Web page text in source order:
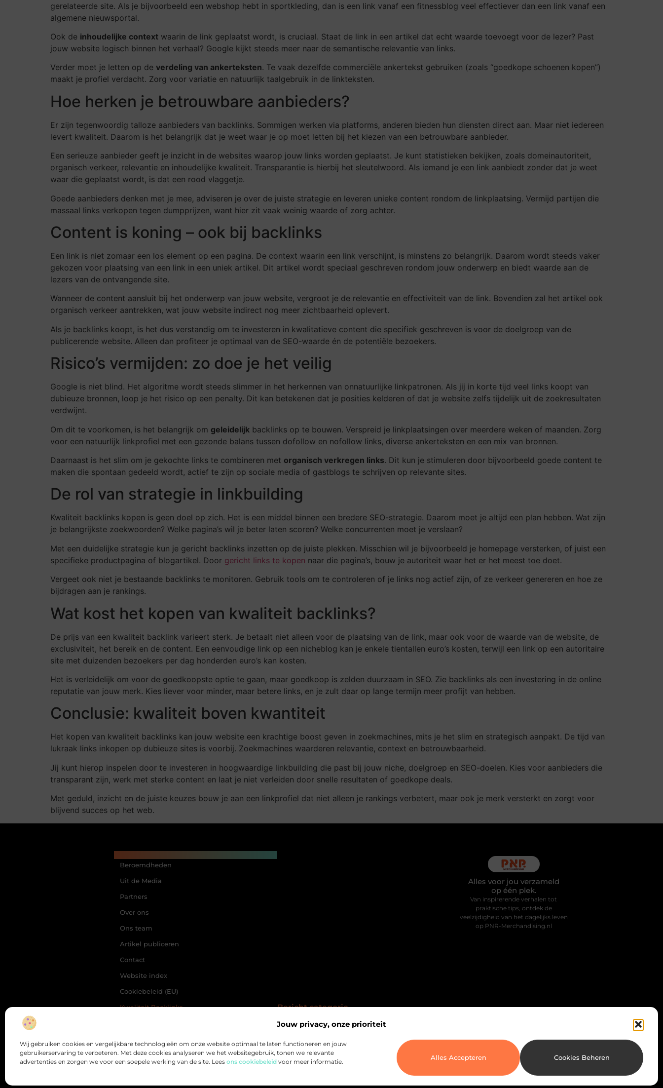
Jouw privacy, onze prioriteit
Wij gebruiken cookies en vergelijkbare technologieën om onze website optimaal te laten functioneren en jouw
gebruikerservaring te verbeteren. Met deze cookies analyseren we het websitegebruik, tonen we relevante
advertenties en zorgen we voor een soepele werking van de site. Lees ons cookiebeleid voor meer informatie. Alles Accepteren Cookies Beheren
gerelateerde site. Als je bijvoorbeeld een webshop hebt in sportkleding, dan is een link vanaf een fitnessblog veel effectiever dan een link vanaf een
algemene nieuwsportal.
Ook de inhoudelijke context waarin de link geplaatst wordt, is cruciaal. Staat de link in een artikel dat echt waarde toevoegt voor de lezer? Past
jouw website logisch binnen het verhaal? Google kijkt steeds meer naar de semantische relevantie van links.
Verder moet je letten op de verdeling van ankerteksten. Te vaak dezelfde commerciële ankertekst gebruiken (zoals “goedkope schoenen kopen”)
maakt je profiel verdacht. Zorg voor variatie en natuurlijk taalgebruik in de linkteksten.
Hoe herken je betrouwbare aanbieders?
Er zijn tegenwoordig talloze aanbieders van backlinks. Sommigen werken via platforms, anderen bieden hun diensten direct aan. Maar niet iedereen
levert kwaliteit. Daarom is het belangrijk dat je weet waar je op moet letten bij het kiezen van een betrouwbare aanbieder.
Een serieuze aanbieder geeft je inzicht in de websites waarop jouw links worden geplaatst. Je kunt statistieken bekijken, zoals domeinautoriteit,
organisch verkeer, relevantie en inhoudelijke kwaliteit. Transparantie is hierbij het sleutelwoord. Als iemand je een link aanbiedt zonder dat je weet
waar die geplaatst wordt, is dat een rood vlaggetje.
Goede aanbieders denken met je mee, adviseren je over de juiste strategie en leveren unieke content rondom de linkplaatsing. Vermijd partijen die
massaal links verkopen tegen dumpprijzen, want hier zit vaak weinig waarde of zorg achter.
Content is koning – ook bij backlinks
Een link is niet zomaar een los element op een pagina. De context waarin een link verschijnt, is minstens zo belangrijk. Daarom wordt steeds vaker
gekozen voor plaatsing van een link in een uniek artikel. Dit artikel wordt speciaal geschreven rondom jouw onderwerp en biedt waarde aan de
lezers van de ontvangende site.
Wanneer de content aansluit bij het onderwerp van jouw website, vergroot je de relevantie en effectiviteit van de link. Bovendien zal het artikel ook
organisch verkeer aantrekken, wat jouw website indirect nog meer zichtbaarheid oplevert.
Als je backlinks koopt, is het dus verstandig om te investeren in kwalitatieve content die specifiek geschreven is voor de doelgroep van de
publicerende website. Alleen dan profiteer je optimaal van de SEO-waarde én de potentiële bezoekers.
Risico’s vermijden: zo doe je het veilig
Google is niet blind. Het algoritme wordt steeds slimmer in het herkennen van onnatuurlijke linkpatronen. Als jij in korte tijd veel links koopt van
dubieuze bronnen, loop je het risico op een penalty. Dit kan betekenen dat je posities kelderen of dat je website zelfs tijdelijk uit de zoekresultaten
verdwijnt.
Om dit te voorkomen, is het belangrijk om geleidelijk backlinks op te bouwen. Verspreid je linkplaatsingen over meerdere weken of maanden. Zorg
voor een natuurlijk linkprofiel met een gezonde balans tussen dofollow en nofollow links, diverse ankerteksten en een mix van bronnen.
Daarnaast is het slim om je gekochte links te combineren met organisch verkregen links. Dit kun je stimuleren door bijvoorbeeld goede content te
maken die spontaan gedeeld wordt, actief te zijn op sociale media of gastblogs te schrijven op relevante sites.
De rol van strategie in linkbuilding
Kwaliteit backlinks kopen is geen doel op zich. Het is een middel binnen een bredere SEO-strategie. Daarom moet je altijd een plan hebben. Wat zijn
je belangrijkste zoekwoorden? Welke pagina’s wil je beter laten scoren? Welke concurrenten moet je verslaan?
Met een duidelijke strategie kun je gericht backlinks inzetten op de juiste plekken. Misschien wil je bijvoorbeeld je homepage versterken, of juist een
specifieke productpagina of blogartikel. Door gericht links te kopen naar die pagina’s, bouw je autoriteit waar het er het meest toe doet.
Vergeet ook niet je bestaande backlinks te monitoren. Gebruik tools om te controleren of je links nog actief zijn, of ze verkeer genereren en hoe ze
bijdragen aan je rankings.
Wat kost het kopen van kwaliteit backlinks?
De prijs van een kwaliteit backlink varieert sterk. Je betaalt niet alleen voor de plaatsing van de link, maar ook voor de waarde van de website, de
exclusiviteit, het bereik en de content. Een eenvoudige link op een nicheblog kan je enkele tientallen euro’s kosten, terwijl een link op een autoritaire
site met duizenden bezoekers per dag honderden euro’s kan kosten.
Het is verleidelijk om voor de goedkoopste optie te gaan, maar goedkoop is zelden duurzaam in SEO. Zie backlinks als een investering in de online
reputatie van jouw merk. Kies liever voor minder, maar betere links, en je zult daar op lange termijn meer profijt van hebben.
Conclusie: kwaliteit boven kwantiteit
Het kopen van kwaliteit backlinks kan jouw website een krachtige boost geven in zoekmachines, mits je het slim en strategisch aanpakt. De tijd van
lukraak links inkopen op dubieuze sites is voorbij. Zoekmachines waarderen relevantie, context en betrouwbaarheid.
Jij kunt hierop inspelen door te investeren in hoogwaardige linkbuilding die past bij jouw niche, doelgroep en SEO-doelen. Kies voor aanbieders die
transparant zijn, werk met sterke content en laat je niet verleiden door snelle resultaten of goedkope deals.
Met geduld, inzicht en de juiste keuzes bouw je aan een linkprofiel dat niet alleen je rankings verbetert, maar ook je merk versterkt en zorgt voor
blijvend succes op het web.
Beroemdheden
Uit de Media
Partners
Over ons
Ons team
Artikel publiceren
Contact
Website index
Cookiebeleid (EU)
Kwaliteit Backlinks
Ontdek Hoe Jij Meer Uit
Je Tijd Kunt Halen
@2025 All Right Reserved. Design by
www.pnr-merchandising.nl.
Bericht categorie
Alles voor jou verzameld
op één plek.
Van inspirerende verhalen tot
praktische tips, ontdek de
veelzijdigheid van het dagelijks leven
op PNR-Merchandising.nl